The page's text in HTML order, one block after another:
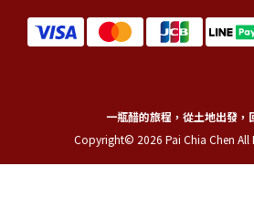
一瓶醋的旅程，從土地出發，
Copyright© 2026 Pai Chia Chen All